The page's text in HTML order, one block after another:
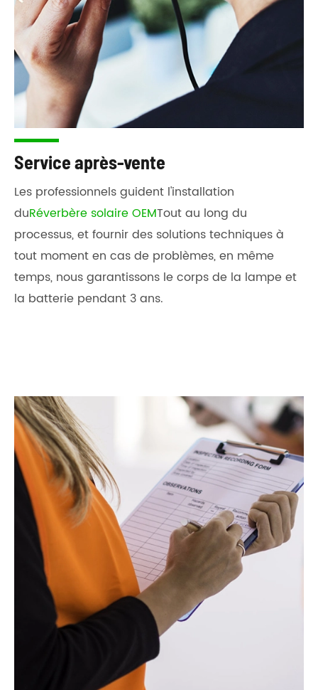
Service après-vente
Les professionnels guident l'installation
duRéverbère solaire OEMTout au long du
processus, et fournir des solutions techniques à
tout moment en cas de problèmes, en même
temps, nous garantissons le corps de la lampe et
la batterie pendant 3 ans.